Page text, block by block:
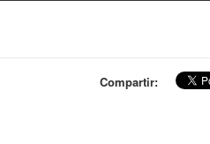
Compartir: